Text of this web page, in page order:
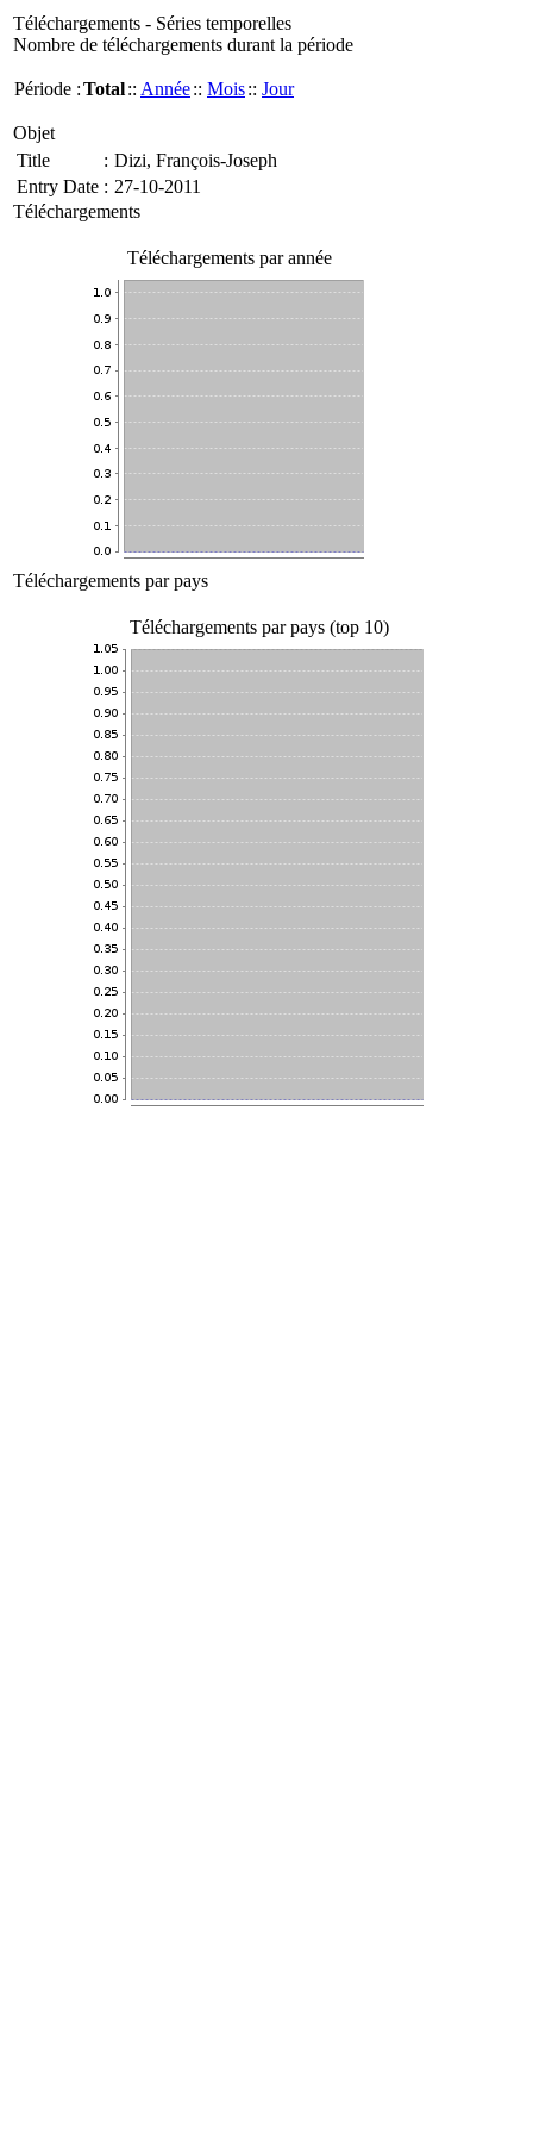
Téléchargements - Séries temporelles
Nombre de téléchargements durant la période
Période :Total:: Année:: Mois:: Jour
Objet
Title
: Dizi, François-Joseph
Entry Date : 27-10-2011
Téléchargements
Téléchargements par année
Téléchargements par pays
Téléchargements par pays (top 10)